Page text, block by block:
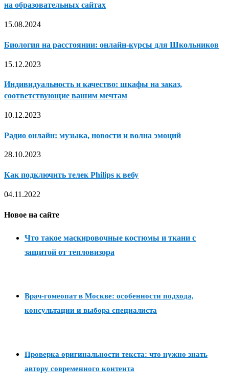
на образовательных сайтах
15.08.2024
Биология на расстоянии: онлайн-курсы для Школьников
15.12.2023
Индивидуальность и качество: шкафы на заказ,
соответствующие вашим мечтам
10.12.2023
Радио онлайн: музыка, новости и волна эмоций
28.10.2023
Как подключить телек Philips к вебу
04.11.2022
Новое на сайте
Что такое маскировочные костюмы и ткани с
защитой от тепловизора
Врач-гомеопат в Москве: особенности подхода,
консультации и выбора специалиста
Проверка оригинальности текста: что нужно знать
автору современного контента